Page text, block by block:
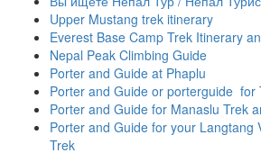
Upper Mustang trek itinerary
Everest Base Camp Trek Itinerary
Nepal Peak Climbing Guide
Porter and Guide at Phaplu
Porter and Guide or porterguide for
Porter and Guide for Manaslu Trek
Porter and Guide for your Langtang
Trek